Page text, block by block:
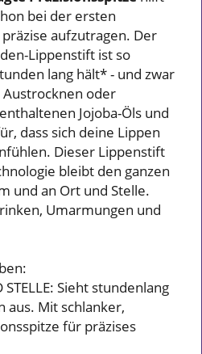
bei der ersten
aufzutragen. Der
Lippenstift ist so
lang hält* - und zwar
oder
Jojoba-Öls und
dass sich deine Lippen
Dieser Lippenstift
bleibt den ganzen
und an Ort und Stelle.
Umarmungen und
STELLE: Sieht stundenlang
aus. Mit schlanker,
für präzises